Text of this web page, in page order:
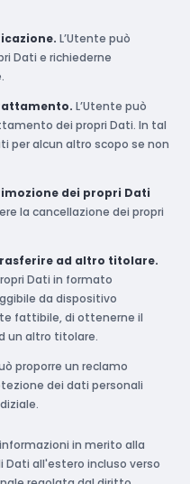
L’Utente può
Dati e richiederne
L’Utente può
dei propri Dati. In tal
per alcun altro scopo se non
dei propri Dati
la cancellazione dei propri
ad altro titolare.
Dati in formato
da dispositivo
fattibile, di ottenerne il
un altro titolare.
proporre un reclamo
dei dati personali
in merito alla
all'estero incluso verso